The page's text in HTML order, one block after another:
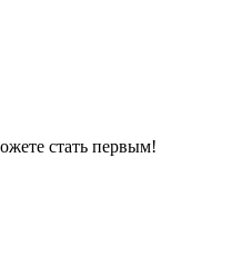
стать первым!